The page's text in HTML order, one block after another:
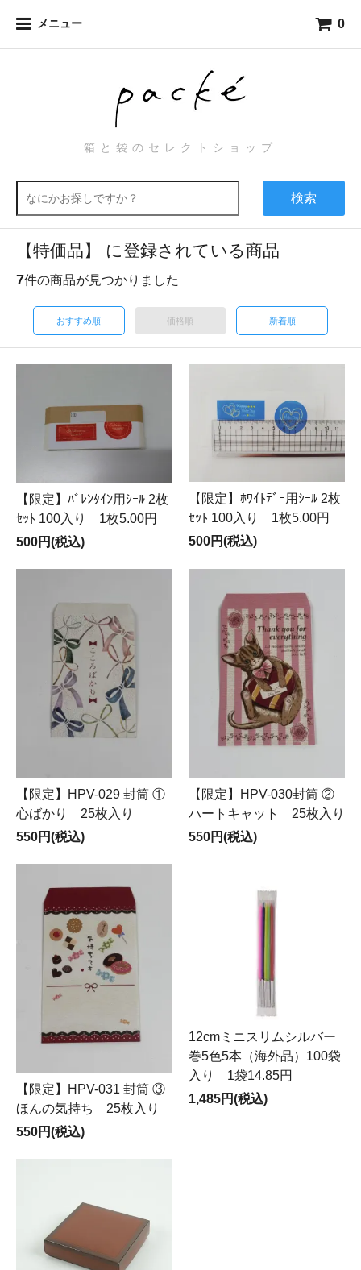
メニュー 0
箱と袋のセレクトショップ
検索
【特価品】 に登録されている商品
7件の商品が見つかりました
おすすめ順 価格順 新着順
【限定】ﾊﾞﾚﾝﾀｲﾝ用ｼｰﾙ 2枚
ｾｯﾄ 100入り 1枚5.00円
500円(税込)
【限定】ﾎﾜｲﾄﾃﾞｰ用ｼｰﾙ 2枚
ｾｯﾄ 100入り 1枚5.00円
500円(税込)
【限定】HPV-029 封筒 ①
心ばかり 25枚入り
550円(税込)
【限定】HPV-030封筒 ②
ハートキャット 25枚入り
550円(税込)
【限定】HPV-031 封筒 ③
ほんの気持ち 25枚入り
550円(税込)
12cmミニスリムシルバー
巻5色5本（海外品）100袋
入り 1袋14.85円
1,485円(税込)